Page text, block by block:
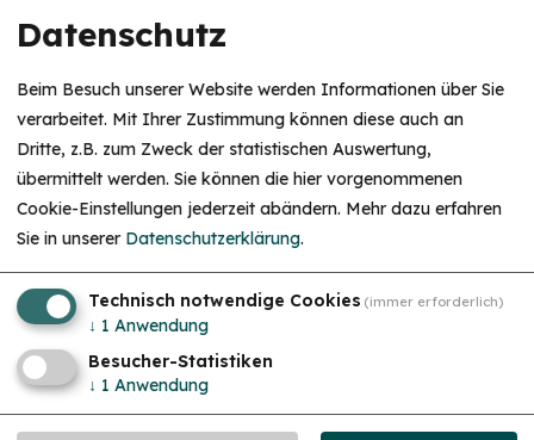
mehr
Datenschutz
Beim Besuch unserer Website werden Informationen über Sie
verarbeitet. Mit Ihrer Zustimmung können diese auch an
Dritte, z.B. zum Zweck der statistischen Auswertung,
übermittelt werden. Sie können die hier vorgenommenen
Cookie-Einstellungen jederzeit abändern. Mehr dazu erfahren
Sie in unserer Datenschutzerklärung.
Technisch notwendige Cookies (immer erforderlich)
↓ 1 Anwendung
Besucher-Statistiken
↓ 1 Anwendung